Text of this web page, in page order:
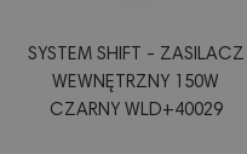
SYSTEM SHIFT - ZASILACZ
WEWNĘTRZNY 150W
CZARNY WLD+40029